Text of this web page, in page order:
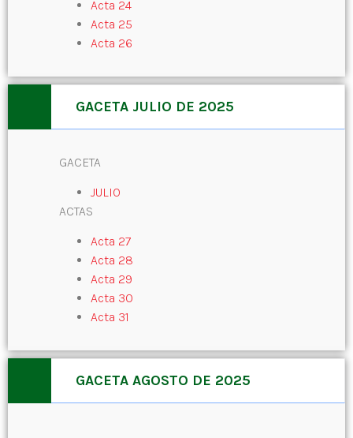
Acta 24
Acta 25
Acta 26
GACETA JULIO DE 2025
GACETA
JULIO
ACTAS
Acta 27
Acta 28
Acta 29
Acta 30
Acta 31
GACETA AGOSTO DE 2025